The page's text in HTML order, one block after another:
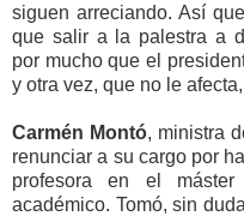
siguen arreciando. Así
que salir a la palestra a
por mucho que el
y otra vez, que no le
Carmén Montó, ministra
renunciar a su cargo por
profesora en el
académico. Tomó, sin